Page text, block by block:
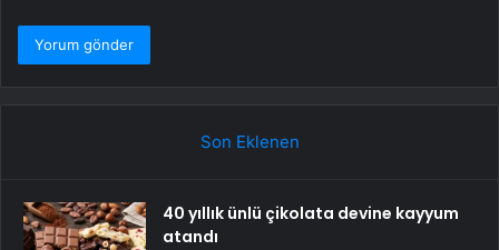
Son Eklenen
40 yıllık ünlü çikolata devine kayyum
atandı